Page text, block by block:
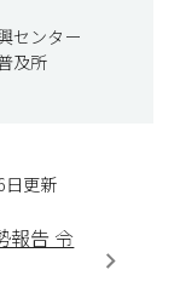
センター
及所
日更新
報告 令